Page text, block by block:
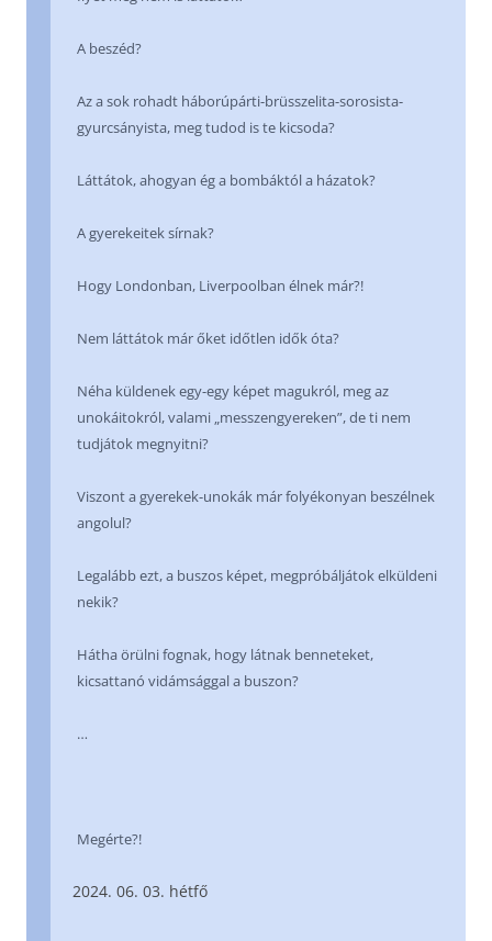
A beszéd?
Az a sok rohadt háborúpárti-brüsszelita-sorosista-
gyurcsányista, meg tudod is te kicsoda?
Láttátok, ahogyan ég a bombáktól a házatok?
A gyerekeitek sírnak?
Hogy Londonban, Liverpoolban élnek már?!
Nem láttátok már őket időtlen idők óta?
Néha küldenek egy-egy képet magukról, meg az
unokáitokról, valami „messzengyereken”, de ti nem
tudjátok megnyitni?
Viszont a gyerekek-unokák már folyékonyan beszélnek
angolul?
Legalább ezt, a buszos képet, megpróbáljátok elküldeni
nekik?
Hátha örülni fognak, hogy látnak benneteket,
kicsattanó vidámsággal a buszon?
…
Megérte?!
06. 03. hétfő